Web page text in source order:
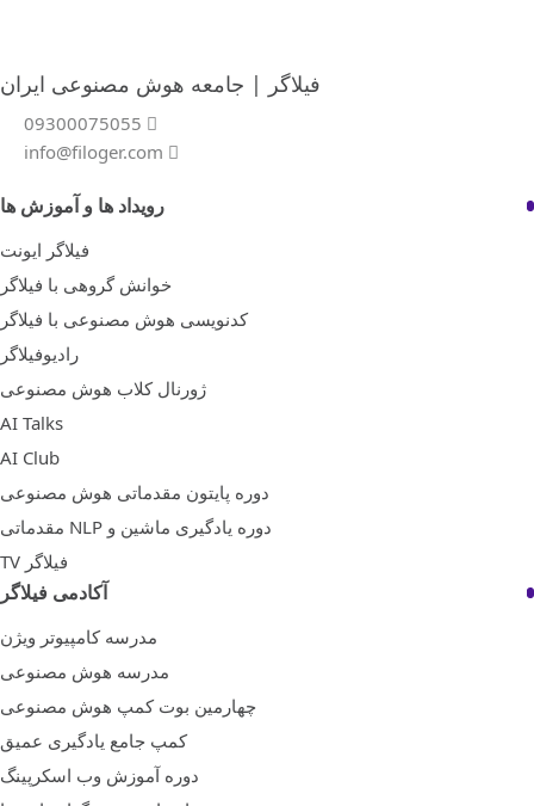
فیلاگر | جامعه هوش مصنوعی ایران
09300075055
info@filoger.com
رویداد ها و آموزش ها
فیلاگر ایونت
خوانش گروهی با فیلاگر
کدنویسی هوش مصنوعی با فیلاگر
رادیوفیلاگر
ژورنال کلاب هوش مصنوعی
AI Talks
AI Club
دوره پایتون مقدماتی هوش مصنوعی
دوره یادگیری ماشین و NLP مقدماتی
فیلاگر TV
آکادمی فیلاگر
مدرسه کامپیوتر ویژن
مدرسه هوش مصنوعی
چهارمین بوت کمپ هوش مصنوعی
کمپ جامع یادگیری عمیق
دوره آموزش وب اسکرپینگ